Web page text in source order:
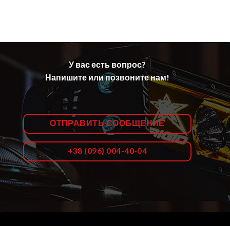
У вас есть вопрос?
Напишите или позвоните нам!
ОТПРАВИТЬ СООБЩЕНИЕ
+38 (096) 004-40-04